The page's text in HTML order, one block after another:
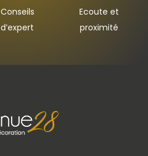
Conseils
d’expert
Ecoute et
proximité